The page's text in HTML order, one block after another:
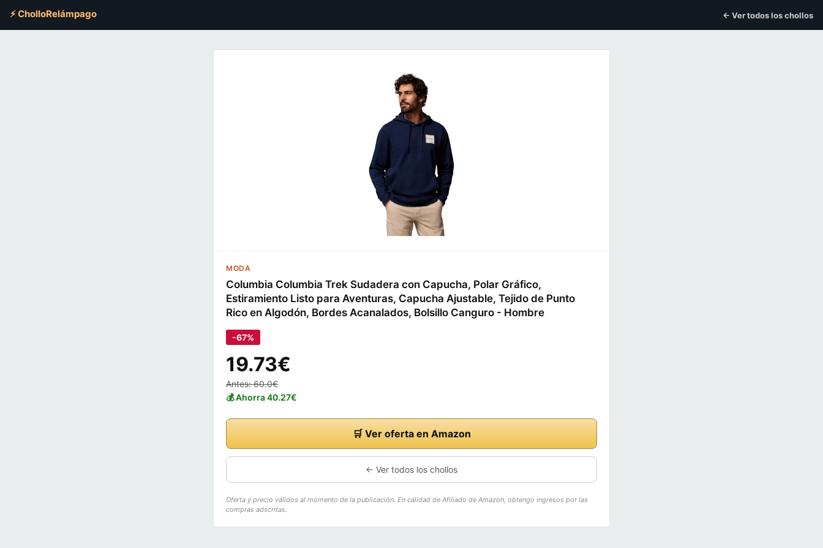
⚡ CholloRelámpago ← Ver todos los chollos
MODA
Columbia Columbia Trek Sudadera con Capucha, Polar Gráfico,
Estiramiento Listo para Aventuras, Capucha Ajustable, Tejido de Punto
Rico en Algodón, Bordes Acanalados, Bolsillo Canguro - Hombre
-67%
19.73€
Antes: 60.0€
💰 Ahorra 40.27€
🛒 Ver oferta en Amazon
← Ver todos los chollos
Oferta y precio válidos al momento de la publicación. En calidad de Afiliado de Amazon, obtengo ingresos por las
compras adscritas.